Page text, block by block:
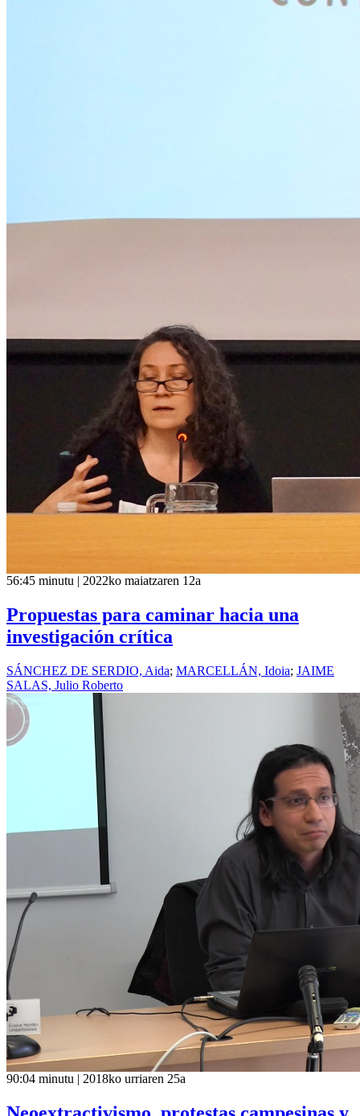
56:45 minutu | 2022ko maiatzaren 12a
Propuestas para caminar hacia una
investigación crítica
SÁNCHEZ DE SERDIO, Aida; MARCELLÁN, Idoia; JAIME
SALAS, Julio Roberto
90:04 minutu | 2018ko urriaren 25a